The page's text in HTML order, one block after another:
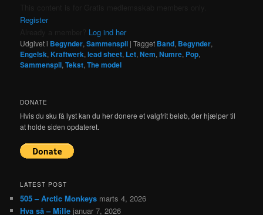
Register
Log ind her
Udgivet i Begynder,Sammenspil |Tagget Band, Begynder,
Engelsk,Kraftwerk,lead sheet, Let,Nem,Numre, Pop,
Sammenspil,Tekst,The model
DONATE
Hvis du sku få lyst kan du her donere et valgfrit beløb, der hjælper til
at holde siden opdateret.
LATEST POST
505 – Arctic Monkeys marts 4, 2026
Hva så – Mille januar 7, 2026